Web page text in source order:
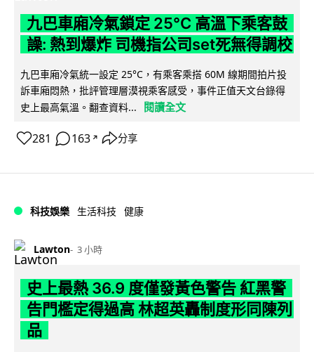
九巴車廂冷氣鎖定 25°C 高溫下乘客鼓
譟: 熱到爆炸 司機指公司set死無得調校
九巴車廂冷氣統一設定 25°C，有乘客乘搭 60M 線期間拍片投
訴車廂悶熱，批評管理層漠視乘客感受，事件正值天文台錄得
史上最高氣溫。翻查資料...
閱讀全文
281 163 ↗ 分享
科技娛樂 生活科技 健康
Lawton 3 小時
史上最熱 36.9 度僅發黃色警告 紅黑警
告門檻定得過高 林超英轟制度形同陳列
品